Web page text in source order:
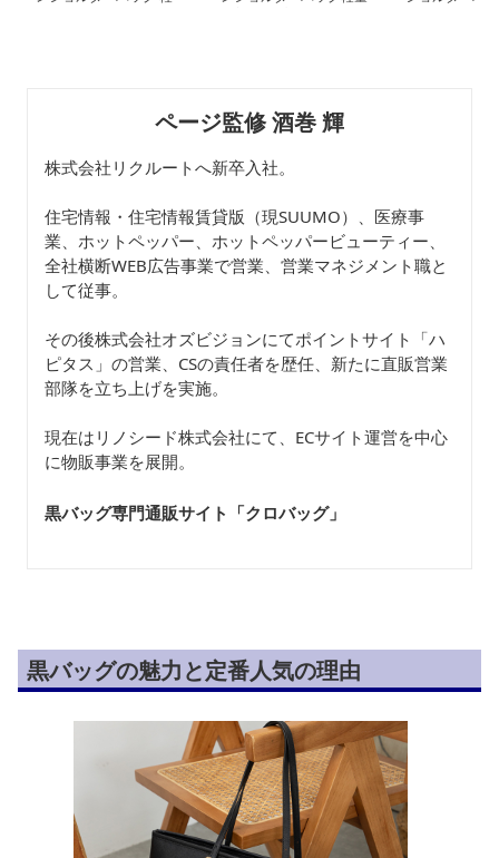
ページ監修 酒巻 輝
株式会社リクルートへ新卒入社。
住宅情報・住宅情報賃貸版（現SUUMO）、医療事
業、ホットペッパー、ホットペッパービューティー、
全社横断WEB広告事業で営業、営業マネジメント職と
して従事。
その後株式会社オズビジョンにてポイントサイト「ハ
ピタス」の営業、CSの責任者を歴任、新たに直販営業
部隊を立ち上げを実施。
現在はリノシード株式会社にて、ECサイト運営を中心
に物販事業を展開。
黒バッグ専門通販サイト「クロバッグ」
黒バッグの魅力と定番人気の理由